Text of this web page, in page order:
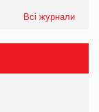
Всі журнали